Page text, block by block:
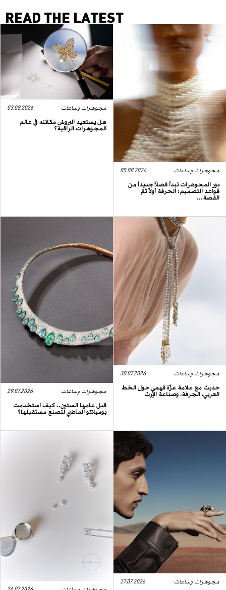
READ THE LATEST
مجوهرات وساعات 05.08.2026
دور المجوهرات تبدأ فصلاً جديداً من
قواعد التصميم: الحرفة أولاً ثمّ
القصة...
مجوهرات وساعات 03.08.2026
هل يستعيد البروش مكانته في عالم
المجوهرات الراقية؟
مجوهرات وساعات 30.07.2026
حديث مع علامة عزّة فهمي حول الخط
العربي، الحِرفة، وصناعة الإرث مجوهرات وساعات 29.07.2026
قبل عامها الستين.. كيف استخدمت
بوميلاتو الماضي لتصنع مستقبلها؟
مجوهرات وساعات 27.07.2026